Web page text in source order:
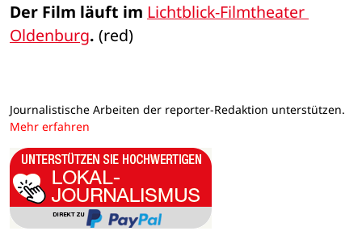
Der Film läuft im Lichtblick-Filmtheater
Oldenburg. (red)
Journalistische Arbeiten der reporter-Redaktion unterstützen.
Mehr erfahren